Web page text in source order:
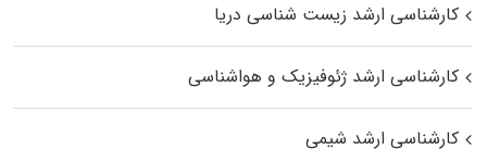
کارشناسی ارشد زیست‌ شناسی دریا
کارشناسی ارشد ژئوفیزیک و هواشناسی
کارشناسی ارشد شیمی